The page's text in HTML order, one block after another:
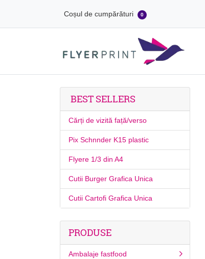
Coșul de cumpărături 0
BEST SELLERS
Cărți de vizită față/verso
Pix Schnnder K15 plastic
Flyere 1/3 din A4
Cutii Burger Grafica Unica
Cutii Cartofi Grafica Unica
PRODUSE
Ambalaje fastfood